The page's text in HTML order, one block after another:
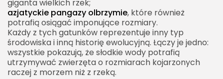
giganta wielkich rzek;
azjatyckie pangazy olbrzymie, które również
potrafią osiągać imponujące rozmiary.
Każdy z tych gatunków reprezentuje inny typ
środowiska i inną historię ewolucyjną. Łączy je jedno:
wszystkie pokazują, że słodkie wody potrafią
utrzymywać zwierzęta o rozmiarach kojarzonych
raczej z morzem niż z rzeką.